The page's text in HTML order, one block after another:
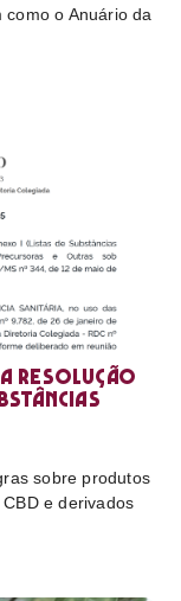
o Anuário da
resolução
sobre produtos
e derivados